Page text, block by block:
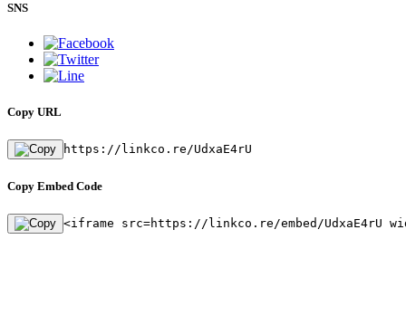
SNS
Copy URL
https://linkco.re/UdxaE4rU
Copy Embed Code
<iframe src=https://linkco.re/embed/UdxaE4rU